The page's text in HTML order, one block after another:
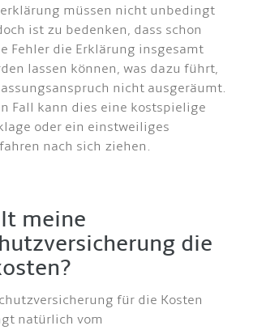
müssen nicht unbedingt
ist zu bedenken, dass schon
Fehler die Erklärung insgesamt
lassen können, was dazu führt,
nicht ausgeräumt.
Fall kann dies eine kostspielige
oder ein einstweiliges
nach sich ziehen.
meine
die
für die Kosten
natürlich vom